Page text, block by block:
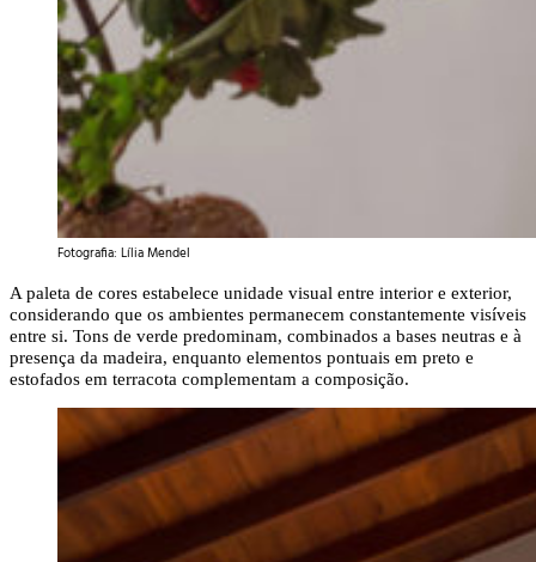
Fotografia: Lília Mendel
A paleta de cores estabelece unidade visual entre interior e exterior,
considerando que os ambientes permanecem constantemente visíveis
entre si. Tons de verde predominam, combinados a bases neutras e à
presença da madeira, enquanto elementos pontuais em preto e
estofados em terracota complementam a composição.